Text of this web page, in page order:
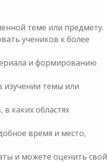
теме или предмету.
учеников к более
и формированию
изучении темы или
каких областях
время и место,
и можете оценить свой